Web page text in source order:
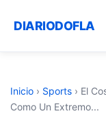
DIARIODOFLA
Inicio › Sports › El
Como Un Extremo...